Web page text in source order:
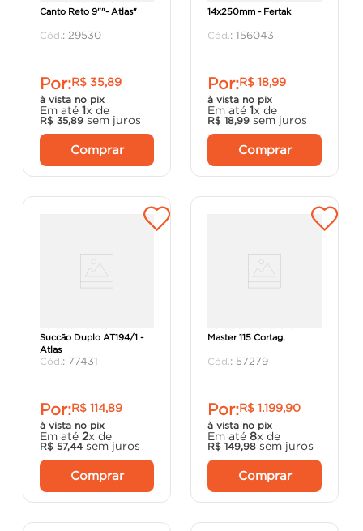
Canto Reto 9""- Atlas"
: 29530
Por:R$ 35,89
à vista no pix
Em até 1x de
R$ 35,89 sem juros
Comprar
14x250mm - Fertak
: 156043
Por:R$ 18,99
à vista no pix
Em até 1x de
R$ 18,99 sem juros
Comprar
Succão Duplo AT194/1 -
Atlas
: 77431
Por:R$ 114,89
à vista no pix
Em até 2x de
R$ 57,44 sem juros
Comprar
Master 115 Cortag.
: 57279
Por:R$ 1.199,90
à vista no pix
Em até 8x de
R$ 149,98 sem juros
Comprar